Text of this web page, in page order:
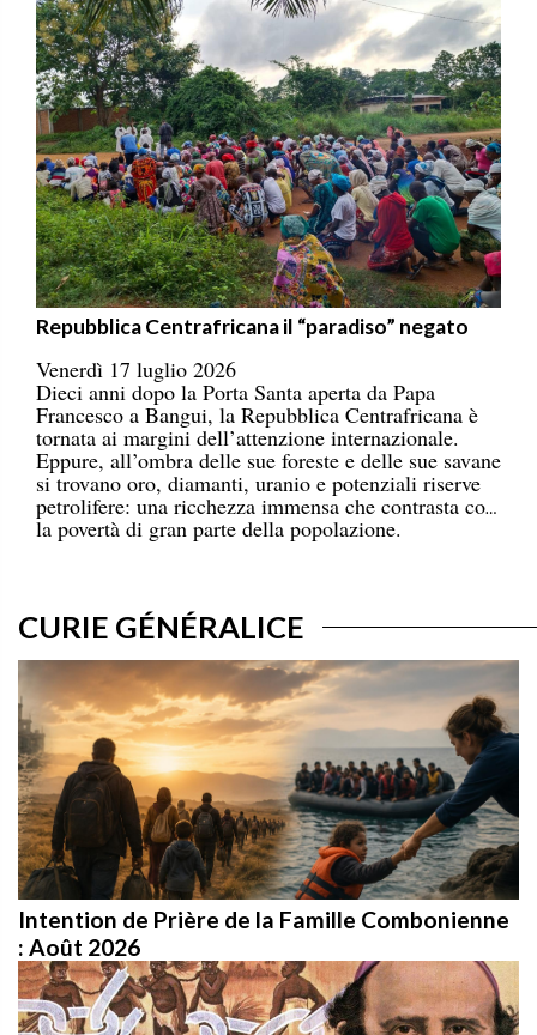
Repubblica Centrafricana il “paradiso” negato
Venerdì 17 luglio 2026
Dieci anni dopo la Porta Santa aperta da Papa
Francesco a Bangui, la Repubblica Centrafricana è
tornata ai margini dell’attenzione internazionale.
Eppure, all’ombra delle sue foreste e delle sue savane
si trovano oro, diamanti, uranio e potenziali riserve
petrolifere: una ricchezza immensa che contrasta con
la povertà di gran parte della popolazione.
CURIE GÉNÉRALICE
Intention de Prière de la Famille Combonienne
: Août 2026